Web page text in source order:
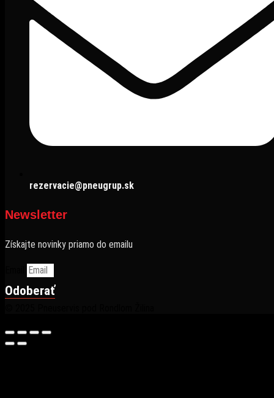
rezervacie@pneugrup.sk
Newsletter
Získajte novinky priamo do emailu
Odoberať